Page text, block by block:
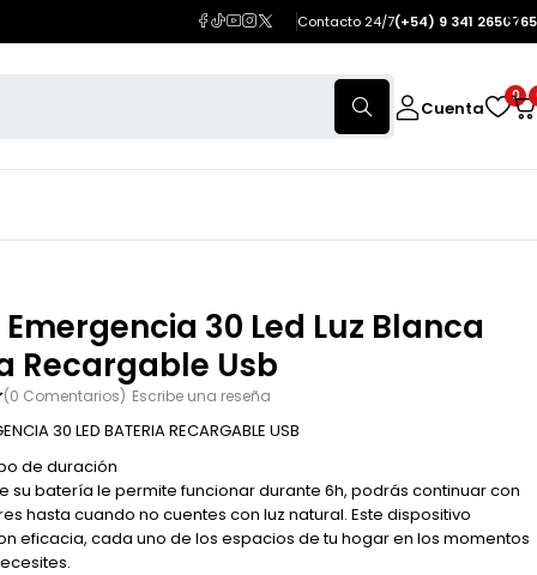
Contacto 24/7(+54) 9 341 2650765
Cuenta
0
Emergencia 30 Led Luz Blanca
Recargable Usb
(0 Comentarios) Escribe una reseña
30 LED BATERIA RECARGABLE USB
de duración
su batería le permite funcionar durante 6h, podrás continuar con
hasta cuando no cuentes con luz natural. Este dispositivo
eficacia, cada uno de los espacios de tu hogar en los momentos